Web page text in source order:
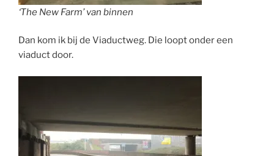
‘The New Farm’ van binnen
Dan kom ik bij de Viaductweg. Die loopt onder een
viaduct door.